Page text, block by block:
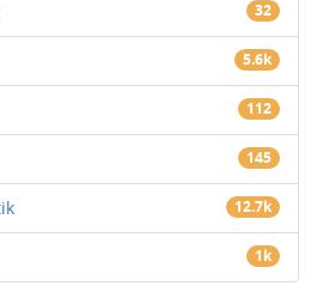
32
5.6k
112
145
12.7k
1k